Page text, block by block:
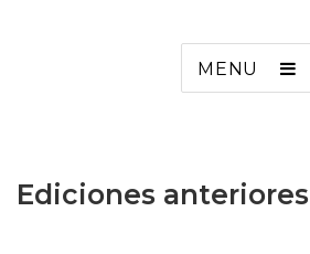
MENU
Ediciones anteriores